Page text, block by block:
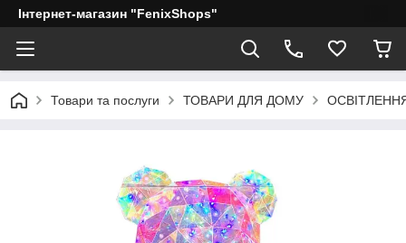
Інтернет-магазин "FenixShops"
Товари та послуги ТОВАРИ ДЛЯ ДОМУ